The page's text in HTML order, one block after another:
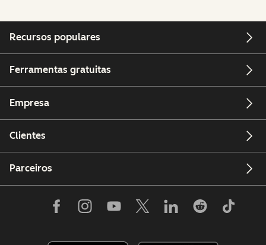
Recursos populares
Ferramentas gratuitas
Empresa
Clientes
Parceiros